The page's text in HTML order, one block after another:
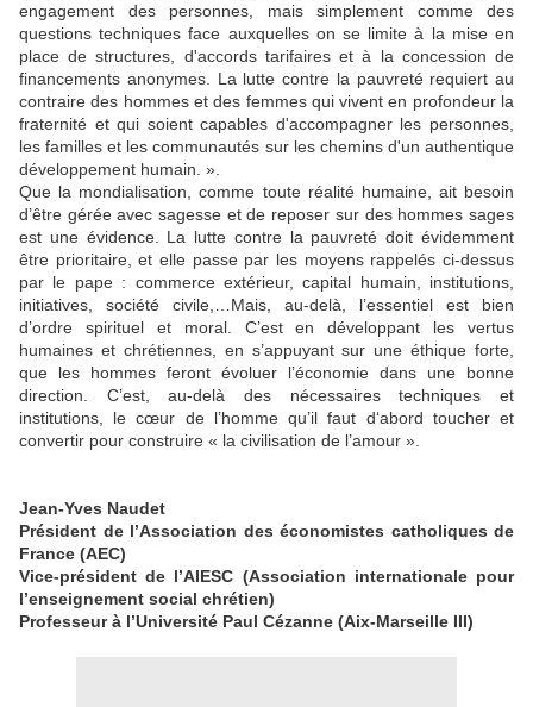
engagement des personnes, mais simplement comme des
questions techniques face auxquelles on se limite à la mise en
place de structures, d'accords tarifaires et à la concession de
financements anonymes. La lutte contre la pauvreté requiert au
contraire des hommes et des femmes qui vivent en profondeur la
fraternité et qui soient capables d'accompagner les personnes,
les familles et les communautés sur les chemins d'un authentique
développement humain. ».
Que la mondialisation, comme toute réalité humaine, ait besoin
d’être gérée avec sagesse et de reposer sur des hommes sages
est une évidence. La lutte contre la pauvreté doit évidemment
être prioritaire, et elle passe par les moyens rappelés ci-dessus
par le pape : commerce extérieur, capital humain, institutions,
initiatives, société civile,…Mais, au-delà, l’essentiel est bien
d’ordre spirituel et moral. C’est en développant les vertus
humaines et chrétiennes, en s’appuyant sur une éthique forte,
que les hommes feront évoluer l’économie dans une bonne
direction. C’est, au-delà des nécessaires techniques et
institutions, le cœur de l’homme qu’il faut d‘abord toucher et
convertir pour construire « la civilisation de l’amour ».
Jean-Yves Naudet
Président de l’Association des économistes catholiques de
France (AEC)
Vice-président de l’AIESC (Association internationale pour
l’enseignement social chrétien)
Professeur à l’Université Paul Cézanne (Aix-Marseille III)